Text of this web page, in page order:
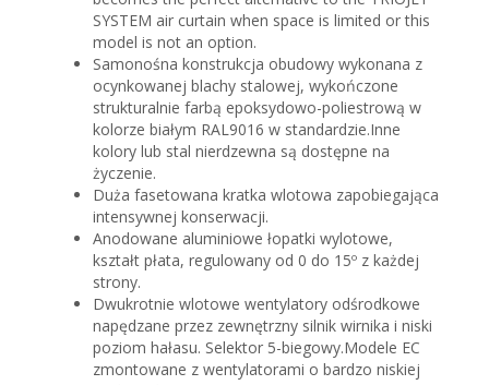
SYSTEM air curtain when space is limited or this
model is not an option.
Samonośna konstrukcja obudowy wykonana z
ocynkowanej blachy stalowej, wykończone
strukturalnie farbą epoksydowo-poliestrową w
kolorze białym RAL9016 w standardzie.Inne
kolory lub stal nierdzewna są dostępne na
życzenie.
Duża fasetowana kratka wlotowa zapobiegająca
intensywnej konserwacji.
Anodowane aluminiowe łopatki wylotowe,
kształt płata, regulowany od 0 do 15º z każdej
strony.
Dwukrotnie wlotowe wentylatory odśrodkowe
napędzane przez zewnętrzny silnik wirnika i niski
poziom hałasu. Selektor 5-biegowy.Modele EC
zmontowane z wentylatorami o bardzo niskiej